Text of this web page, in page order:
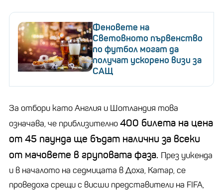
Феновете на
Световното първенство
по футбол могат да
получат ускорено визи за
САЩ
За отбори като Англия и Шотландия това
означава, че приблизително400 билета на цена
от 45 паунда ще бъдат налични за всеки
от мачовете в груповата фаза. През уикенда
и в началото на седмицата в Доха, Катар, се
проведоха срещи с висши представители на FIFA,